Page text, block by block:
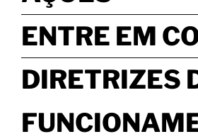
ENTRE EM
DIRETRIZES